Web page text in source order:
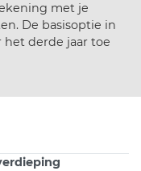
met je
De basisoptie in
het derde jaar toe